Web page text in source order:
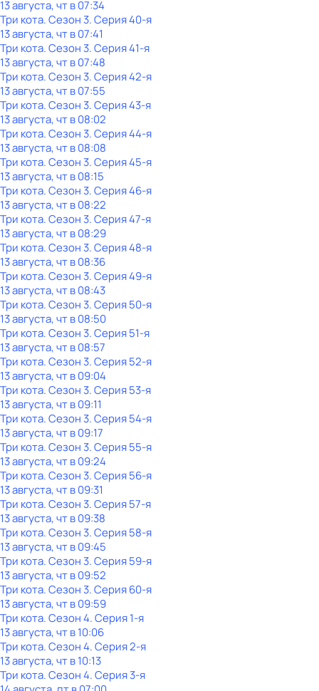
13 августа, чт в 07:34
Три кота. Сезон 3. Серия 40-я
13 августа, чт в 07:41
Три кота. Сезон 3. Серия 41-я
13 августа, чт в 07:48
Три кота. Сезон 3. Серия 42-я
13 августа, чт в 07:55
Три кота. Сезон 3. Серия 43-я
13 августа, чт в 08:02
Три кота. Сезон 3. Серия 44-я
13 августа, чт в 08:08
Три кота. Сезон 3. Серия 45-я
13 августа, чт в 08:15
Три кота. Сезон 3. Серия 46-я
13 августа, чт в 08:22
Три кота. Сезон 3. Серия 47-я
13 августа, чт в 08:29
Три кота. Сезон 3. Серия 48-я
13 августа, чт в 08:36
Три кота. Сезон 3. Серия 49-я
13 августа, чт в 08:43
Три кота. Сезон 3. Серия 50-я
13 августа, чт в 08:50
Три кота. Сезон 3. Серия 51-я
13 августа, чт в 08:57
Три кота. Сезон 3. Серия 52-я
13 августа, чт в 09:04
Три кота. Сезон 3. Серия 53-я
13 августа, чт в 09:11
Три кота. Сезон 3. Серия 54-я
13 августа, чт в 09:17
Три кота. Сезон 3. Серия 55-я
13 августа, чт в 09:24
Три кота. Сезон 3. Серия 56-я
13 августа, чт в 09:31
Три кота. Сезон 3. Серия 57-я
13 августа, чт в 09:38
Три кота. Сезон 3. Серия 58-я
13 августа, чт в 09:45
Три кота. Сезон 3. Серия 59-я
13 августа, чт в 09:52
Три кота. Сезон 3. Серия 60-я
13 августа, чт в 09:59
Три кота. Сезон 4. Серия 1-я
13 августа, чт в 10:06
Три кота. Сезон 4. Серия 2-я
13 августа, чт в 10:13
Три кота. Сезон 4. Серия 3-я